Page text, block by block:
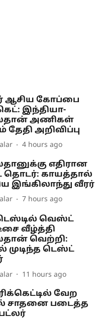
ஆசிய கோப்பை
இந்தியா-
அணிகள்
தேதி அறிவிப்பு
4 hours ago
எதிரான
தொடர்: காயத்தால்
இங்கிலாந்து வீரர்
7 hours ago
வெஸ்ட்
வீழ்த்தி
வெற்றி:
முடிந்த டெஸ்ட்
11 hours ago
வேற
சாதனை படைத்த